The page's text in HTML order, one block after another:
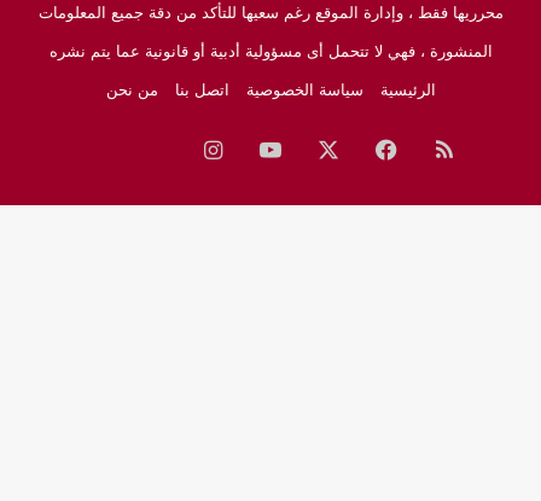
محرريها فقط ، وإدارة الموقع رغم سعيها للتأكد من دقة جميع المعلومات
المنشورة ، فهي لا تتحمل أى مسؤولية أدبية أو قانونية عما يتم نشره
الرئيسية
سياسة الخصوصية اتصل بنا من نحن
ملخص
الموقع
فيسبوك ‫YouTubeانستقرام
نيوز